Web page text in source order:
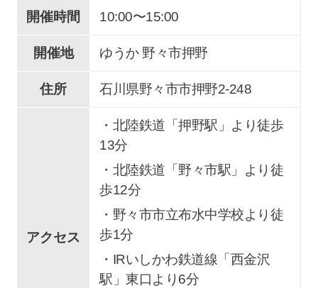
開催時間 10:00〜15:00
開催地 ゆうか 野々市押野
住所 石川県野々市市押野2-248
アクセス
・北陸鉄道「押野駅」より徒歩
13分
・北陸鉄道「野々市駅」より徒
歩12分
・野々市市立布水中学校より徒
歩1分
・IRいしかわ鉄道線「西金沢
駅」東口より6分